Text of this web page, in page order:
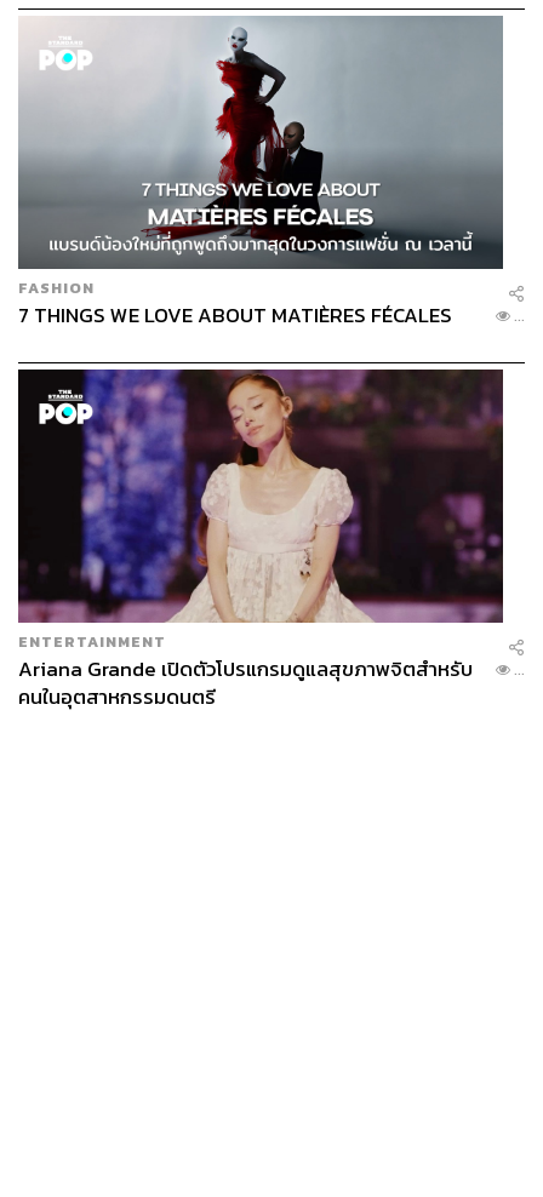
FASHION
7 THINGS WE LOVE ABOUT MATIÈRES FÉCALES ...
ENTERTAINMENT
Ariana Grande เปิดตัวโปรแกรมดูแลสุขภาพจิตสำหรับ
คนในอุตสาหกรรมดนตรี
...